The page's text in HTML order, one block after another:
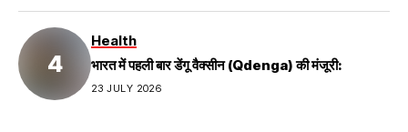
Health
भारत में पहली बार डेंगू वैक्सीन (Qdenga) की मंजूरी:
23 JULY 2026